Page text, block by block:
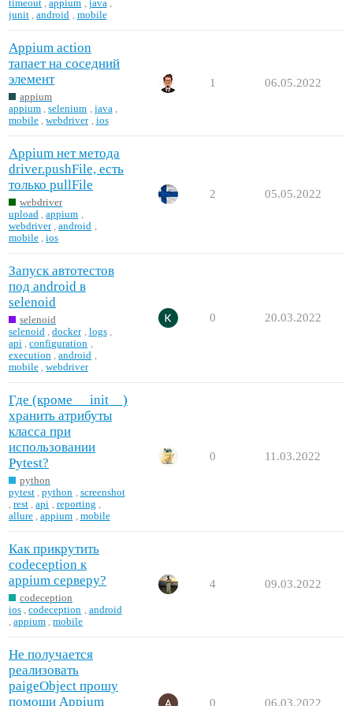
timeout ,appium java
junit ,android mobile
Appium action
тапает на соседний
элемент
appium
appium ,selenium java
mobile ,webdriver ios
1 06.05.2022
Appium нет метода
driver.pushFile, есть
только pullFile
webdriver
upload
,appium
webdriver ,android
mobile ,ios
2 05.05.2022
Запуск автотестов
под android в
selenoid
selenoid
selenoid
,docker logs
api
,configuration
execution
,android
mobile ,webdriver
0 20.03.2022
Где (кроме __init__)
хранить атрибуты
класса при
использовании
Pytest?
python
pytest ,python
screenshot
rest ,api reporting
allure ,appium mobile
0 11.03.2022
Как прикрутить
codeception к
appium серверу?
codeception
ios ,codeception
android
appium ,mobile
4 09.03.2022
Не получается
реализовать
paigeObject прошу
помощи Appium
0 06.03.2022